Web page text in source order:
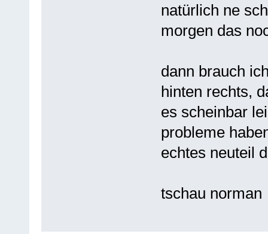
natürlich ne
morgen das
dann brauch
hinten rechts,
es scheinbar
probleme
echtes neuteil
tschau norman